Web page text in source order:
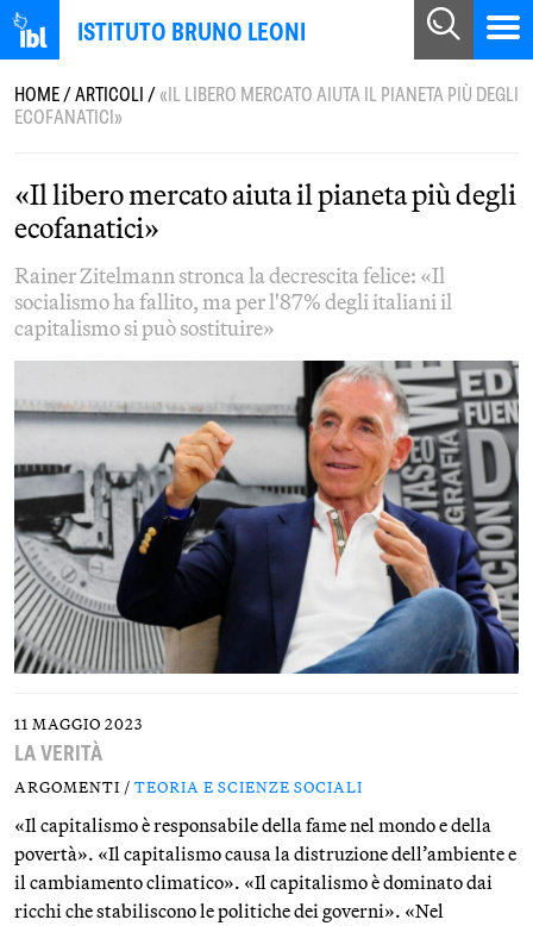
ISTITUTO BRUNO LEONI
HOME/ARTICOLI/«IL LIBERO MERCATO AIUTA IL PIANETA PIÙ DEGLI
ECOFANATICI»
«Il libero mercato aiuta il pianeta più degli
ecofanatici»
Rainer Zitelmann stronca la decrescita felice: «Il
socialismo ha fallito, ma per l'87% degli italiani il
capitalismo si può sostituire»
11 MAGGIO 2023
LA VERITÀ
ARGOMENTI / TEORIA E SCIENZE SOCIALI
«Il capitalismo è responsabile della fame nel mondo e della
povertà». «Il capitalismo causa la distruzione dell’ambiente e
il cambiamento climatico». «Il capitalismo è dominato dai
ricchi che stabiliscono le politiche dei governi». «Nel